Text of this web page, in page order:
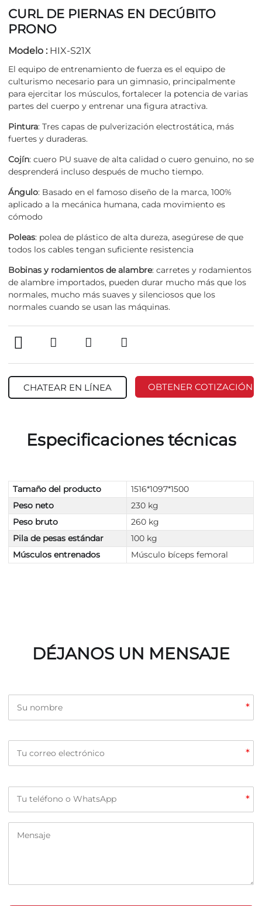
CURL DE PIERNAS EN DECÚBITO
PRONO
Modelo : HIX-S21X
El equipo de entrenamiento de fuerza es el equipo de
culturismo necesario para un gimnasio, principalmente
para ejercitar los músculos, fortalecer la potencia de varias
partes del cuerpo y entrenar una figura atractiva.
Pintura: Tres capas de pulverización electrostática, más
fuertes y duraderas.
Cojín: cuero PU suave de alta calidad o cuero genuino, no se
desprenderá incluso después de mucho tiempo.
Ángulo: Basado en el famoso diseño de la marca, 100%
aplicado a la mecánica humana, cada movimiento es
cómodo
Poleas: polea de plástico de alta dureza, asegúrese de que
todos los cables tengan suficiente resistencia
Bobinas y rodamientos de alambre: carretes y rodamientos
de alambre importados, pueden durar mucho más que los
normales, mucho más suaves y silenciosos que los
normales cuando se usan las máquinas.
CHATEAR EN LÍNEA OBTENER COTIZACIÓN
Especificaciones técnicas
Tamaño del producto
1516*1097*1500
Peso neto
230 kg
Peso bruto
260 kg
Pila de pesas estándar
100 kg
Músculos entrenados
Músculo bíceps femoral
DÉJANOS UN MENSAJE
*
*
*